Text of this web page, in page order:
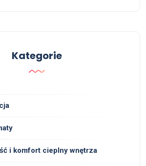
Kategorie
i komfort cieplny wnętrza